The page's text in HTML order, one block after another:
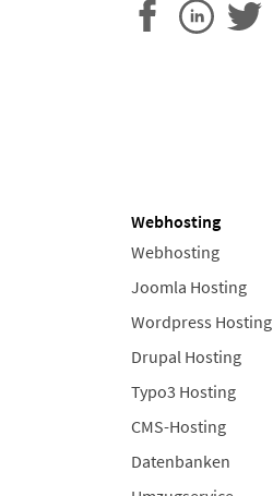
Webhosting
Webhosting
Joomla Hosting
Wordpress Hosting
Drupal Hosting
Typo3 Hosting
CMS-Hosting
Datenbanken